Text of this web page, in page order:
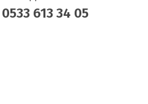
0533 613 34 05